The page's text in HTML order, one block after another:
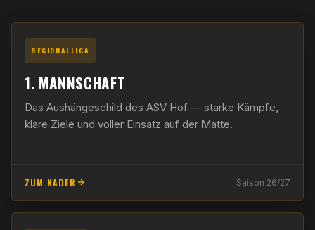
REGIONALLIGA
1. MANNSCHAFT
Das Aushängeschild des ASV Hof — starke Kämpfe,
klare Ziele und voller Einsatz auf der Matte.
ZUM KADER Saison 26/27